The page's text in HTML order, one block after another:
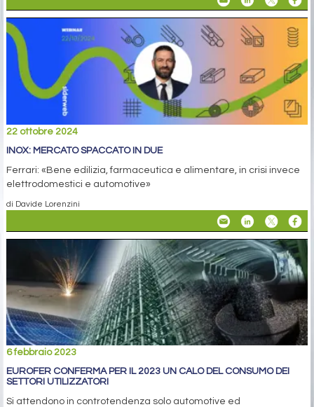
22 ottobre 2024
INOX: MERCATO SPACCATO IN DUE
Ferrari: «Bene edilizia, farmaceutica e alimentare, in crisi invece
elettrodomestici e automotive»
di Davide Lorenzini
6 febbraio 2023
EUROFER CONFERMA PER IL 2023 UN CALO DEL CONSUMO DEI
SETTORI UTILIZZATORI
Si attendono in controtendenza solo automotive ed